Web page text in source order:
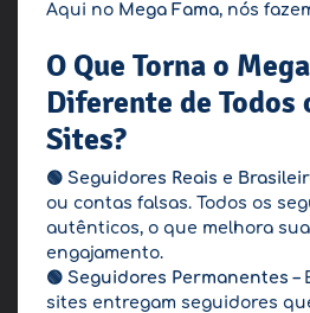
Aqui no Mega Fama, nós
O Que Torna o
Diferente de Todos
Sites?
🟢 Seguidores Reais e
ou contas falsas. Todos os
autênticos, o que melhora
engajamento.
🟢 Seguidores Permanentes –
sites entregam seguidores